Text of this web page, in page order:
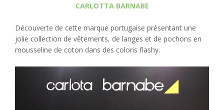
CARLOTTA BARNABE
Découverte de cette marque portugaise présentant une
jolie collection de vêtements, de langes et de pochons en
mousseline de coton dans des coloris flashy.